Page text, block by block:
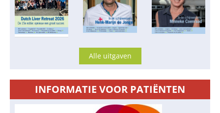
Alle uitgaven
INFORMATIE VOOR PATIËNTEN